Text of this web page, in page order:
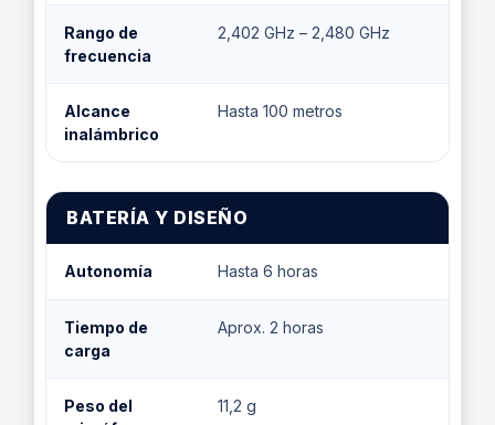
Rango de
frecuencia
2,402 GHz – 2,480 GHz
Alcance
inalámbrico
Hasta 100 metros
BATERÍA Y DISEÑO
Autonomía Hasta 6 horas
Tiempo de
carga
Aprox. 2 horas
Peso del
11,2 g